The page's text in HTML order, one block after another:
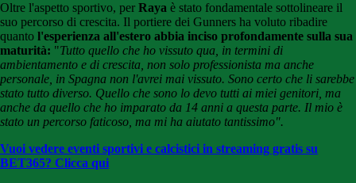
Oltre l'aspetto sportivo, per Raya è stato fondamentale sottolineare il
suo percorso di crescita. Il portiere dei Gunners ha voluto ribadire
quanto l'esperienza all'estero abbia inciso profondamente sulla sua
maturità: "Tutto quello che ho vissuto qua, in termini di
ambientamento e di crescita, non solo professionista ma anche
personale, in Spagna non l'avrei mai vissuto. Sono certo che li sarebbe
stato tutto diverso. Quello che sono lo devo tutti ai miei genitori, ma
anche da quello che ho imparato da 14 anni a questa parte. Il mio è
stato un percorso faticoso, ma mi ha aiutato tantissimo".
Vuoi vedere eventi sportivi e calcistici in streaming gratis su
BET365? Clicca qui